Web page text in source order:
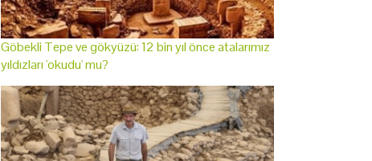
Göbekli Tepe ve gökyüzü: 12 bin yıl önce atalarımız
yıldızları 'okudu' mu?